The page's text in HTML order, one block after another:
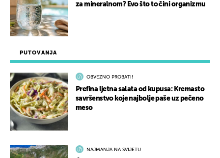
PUTOVANJA
OBVEZNO PROBATI!
Prefina ljetna salata od kupusa: Kremasto
savršenstvo koje najbolje paše uz pečeno
meso
NAJMANJA NA SVIJETU
za mineralnom? Evo što to čini organizmu